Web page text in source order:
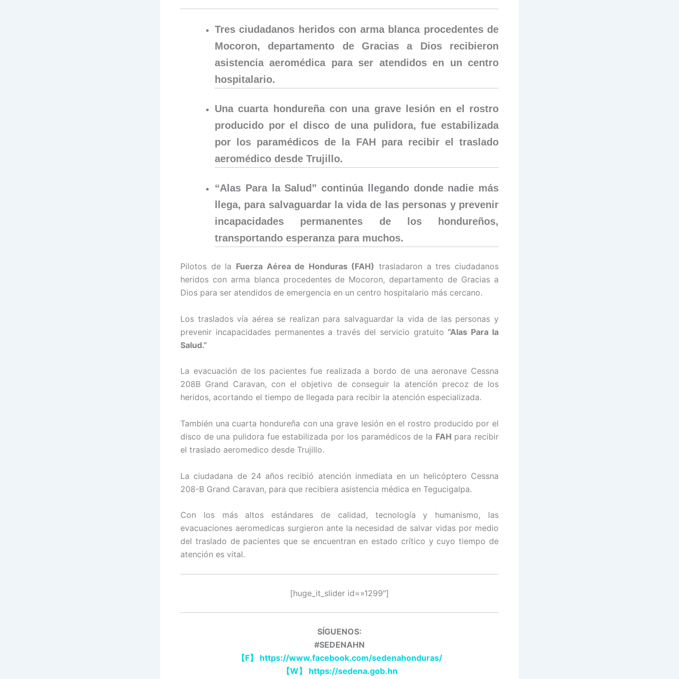
Tres ciudadanos heridos con arma blanca procedentes de
Mocoron, departamento de Gracias a Dios recibieron
asistencia aeromédica para ser atendidos en un centro
hospitalario.
Una cuarta hondureña con una grave lesión en el rostro
producido por el disco de una pulidora, fue estabilizada
por los paramédicos de la FAH para recibir el traslado
aeromédico desde Trujillo.
“Alas Para la Salud” continúa llegando donde nadie más
llega, para salvaguardar la vida de las personas y prevenir
incapacidades permanentes de los hondureños,
transportando esperanza para muchos.
Pilotos de la Fuerza Aérea de Honduras (FAH) trasladaron a tres ciudadanos
heridos con arma blanca procedentes de Mocoron, departamento de Gracias a
Dios para ser atendidos de emergencia en un centro hospitalario más cercano.
Los traslados vía aérea se realizan para salvaguardar la vida de las personas y
prevenir incapacidades permanentes a través del servicio gratuito “Alas Para la
Salud.”
La evacuación de los pacientes fue realizada a bordo de una aeronave Cessna
208B Grand Caravan, con el objetivo de conseguir la atención precoz de los
heridos, acortando el tiempo de llegada para recibir la atención especializada.
También una cuarta hondureña con una grave lesión en el rostro producido por el
disco de una pulidora fue estabilizada por los paramédicos de la FAH para recibir
el traslado aeromedico desde Trujillo.
La ciudadana de 24 años recibió atención inmediata en un helicóptero Cessna
208-B Grand Caravan, para que recibiera asistencia médica en Tegucigalpa.
Con los más altos estándares de calidad, tecnología y humanismo, las
evacuaciones aeromedicas surgieron ante la necesidad de salvar vidas por medio
del traslado de pacientes que se encuentran en estado crítico y cuyo tiempo de
atención es vital.
[huge_it_slider id=»1299″]
SÍGUENOS:
#SEDENAHN
【F】
https://www.facebook.com/sedenahonduras/
【W】 https://sedena.gob.hn